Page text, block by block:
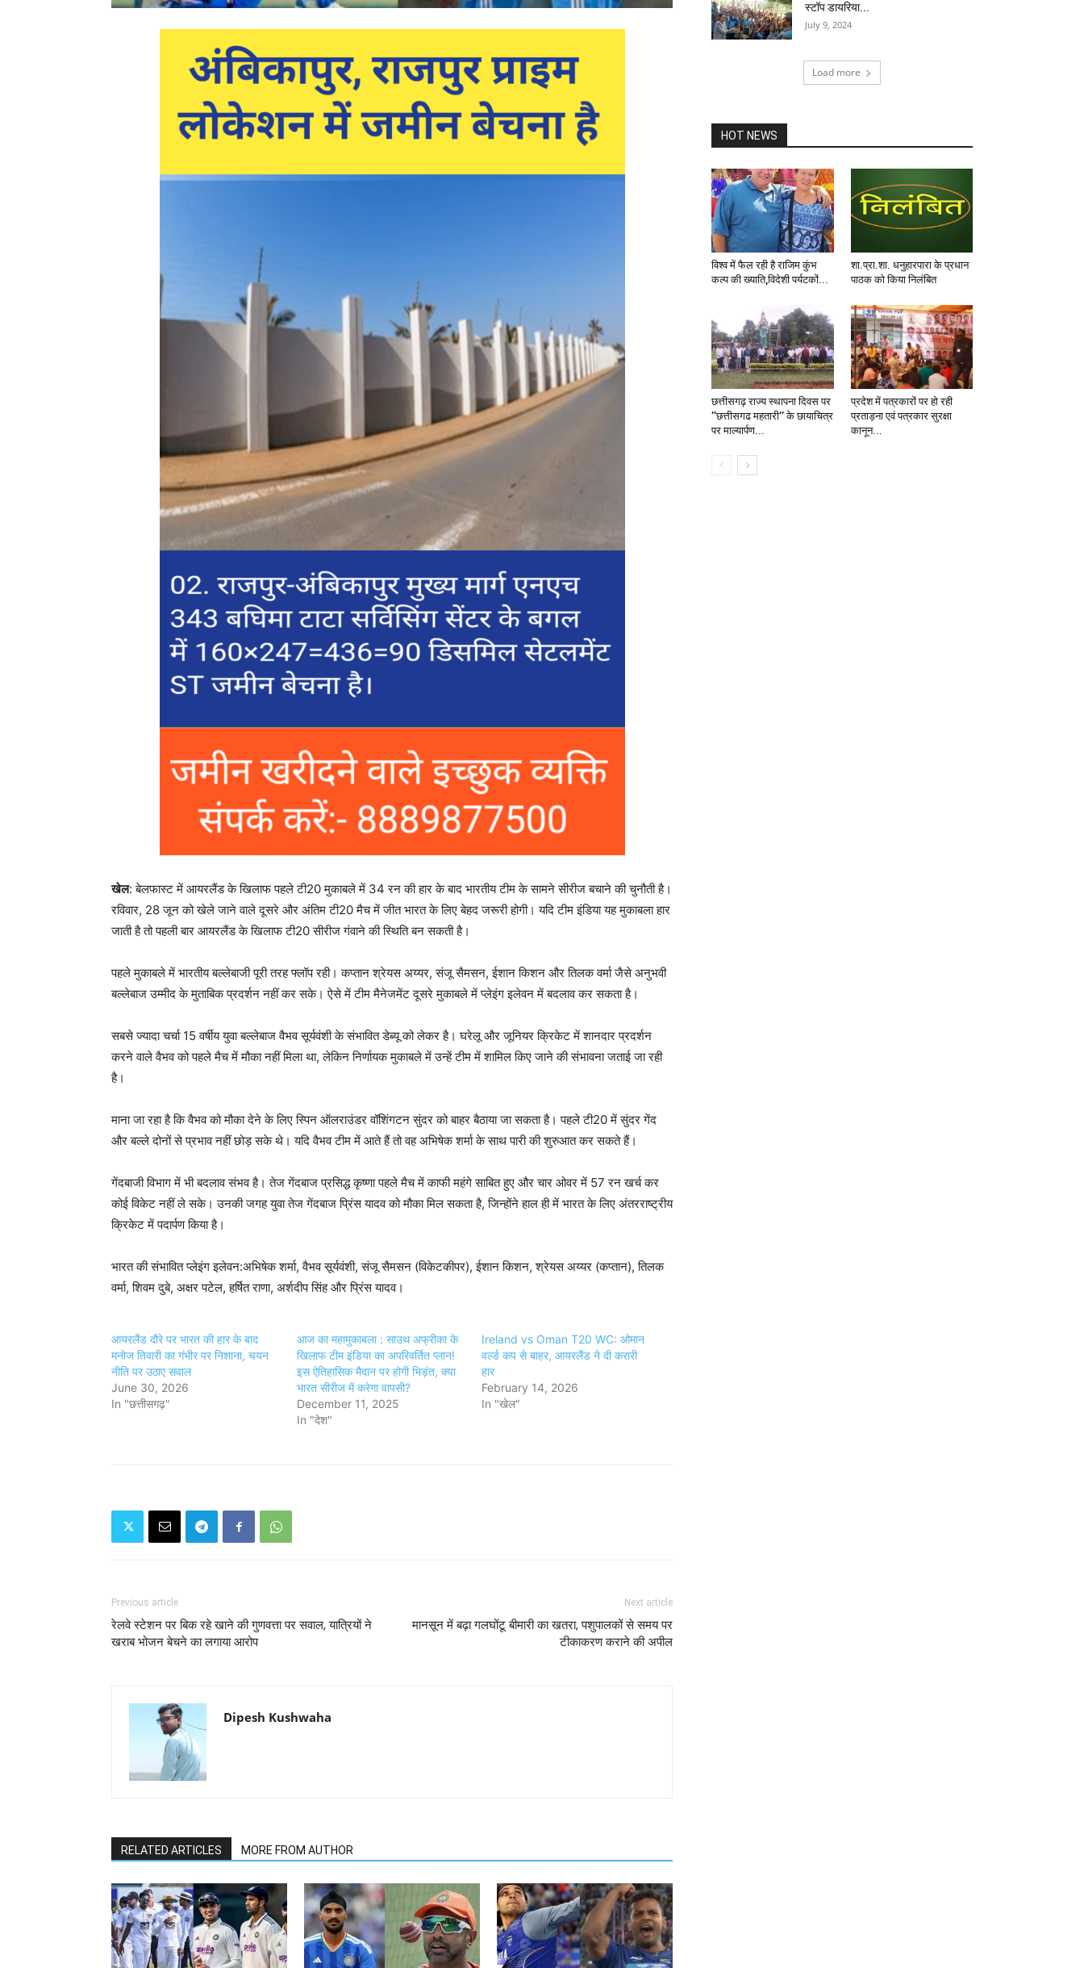
खेल: बेलफास्ट में आयरलैंड के खिलाफ पहले टी20 मुकाबले में 34 रन की हार के बाद भारतीय टीम के सामने सीरीज बचाने की चुनौती है।
रविवार, 28 जून को खेले जाने वाले दूसरे और अंतिम टी20 मैच में जीत भारत के लिए बेहद जरूरी होगी। यदि टीम इंडिया यह मुकाबला हार
जाती है तो पहली बार आयरलैंड के खिलाफ टी20 सीरीज गंवाने की स्थिति बन सकती है।
पहले मुकाबले में भारतीय बल्लेबाजी पूरी तरह फ्लॉप रही। कप्तान श्रेयस अय्यर, संजू सैमसन, ईशान किशन और तिलक वर्मा जैसे अनुभवी
बल्लेबाज उम्मीद के मुताबिक प्रदर्शन नहीं कर सके। ऐसे में टीम मैनेजमेंट दूसरे मुकाबले में प्लेइंग इलेवन में बदलाव कर सकता है।
सबसे ज्यादा चर्चा 15 वर्षीय युवा बल्लेबाज वैभव सूर्यवंशी के संभावित डेब्यू को लेकर है। घरेलू और जूनियर क्रिकेट में शानदार प्रदर्शन
करने वाले वैभव को पहले मैच में मौका नहीं मिला था, लेकिन निर्णायक मुकाबले में उन्हें टीम में शामिल किए जाने की संभावना जताई जा रही
है।
माना जा रहा है कि वैभव को मौका देने के लिए स्पिन ऑलराउंडर वॉशिंगटन सुंदर को बाहर बैठाया जा सकता है। पहले टी20 में सुंदर गेंद
और बल्ले दोनों से प्रभाव नहीं छोड़ सके थे। यदि वैभव टीम में आते हैं तो वह अभिषेक शर्मा के साथ पारी की शुरुआत कर सकते हैं।
गेंदबाजी विभाग में भी बदलाव संभव है। तेज गेंदबाज प्रसिद्ध कृष्णा पहले मैच में काफी महंगे साबित हुए और चार ओवर में 57 रन खर्च कर
कोई विकेट नहीं ले सके। उनकी जगह युवा तेज गेंदबाज प्रिंस यादव को मौका मिल सकता है, जिन्होंने हाल ही में भारत के लिए अंतरराष्ट्रीय
क्रिकेट में पदार्पण किया है।
भारत की संभावित प्लेइंग इलेवन:अभिषेक शर्मा, वैभव सूर्यवंशी, संजू सैमसन (विकेटकीपर), ईशान किशन, श्रेयस अय्यर (कप्तान), तिलक
वर्मा, शिवम दुबे, अक्षर पटेल, हर्षित राणा, अर्शदीप सिंह और प्रिंस यादव।
आयरलैंड दौरे पर भारत की हार के बाद
मनोज तिवारी का गंभीर पर निशाना, चयन
नीति पर उठाए सवाल
June 30, 2026
In "छत्तीसगढ़"
आज का महामुकाबला : साउथ अफ्रीका के
खिलाफ टीम इंडिया का अपरिवर्तित प्लान!
इस ऐतिहासिक मैदान पर होगी भिड़ंत, क्या
भारत सीरीज में करेगा वापसी?
December 11, 2025
In "देश"
Ireland vs Oman T20 WC: ओमान
वर्ल्ड कप से बाहर, आयरलैंड ने दी करारी
हार
February 14, 2026
In "खेल"
Previous article
रेलवे स्टेशन पर बिक रहे खाने की गुणवत्ता पर सवाल, यात्रियों ने
खराब भोजन बेचने का लगाया आरोप
Next article
मानसून में बढ़ा गलघोंटू बीमारी का खतरा, पशुपालकों से समय पर
टीकाकरण कराने की अपील
Dipesh Kushwaha
RELATED ARTICLES MORE FROM AUTHOR
स्टॉप डायरिया...
July 9, 2024
Load more
HOT NEWS
विश्व में फैल रही है राजिम कुंभ
कल्प की ख्याति,विदेशी पर्यटकों...
शा.प्रा.शा. धनुहारपारा के प्रधान
पाठक को किया निलंबित
छत्तीसगढ़ राज्य स्थापना दिवस पर
’’छत्तीसगढ महतारी’’ के छायाचित्र
पर माल्यार्पण...
प्रदेश में पत्रकारों पर हो रही
प्रताड़ना एवं पत्रकार सुरक्षा
कानून...